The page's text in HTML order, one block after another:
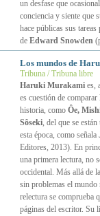
un desfase que
conciencia y siente que
hace públicas sus
de Edward Snowden
Los mundos de
Tribuna / Tribuna libre
Haruki Murakamies,
es cuestión de
historia, como Ȏe,
Sȏseki, del que se
esta época, como señala
Editores, 2013). En
una primera lectura, no
occidental. Más allá de
sin problemas el
relectura se comprueba
páginas del escritor. Su